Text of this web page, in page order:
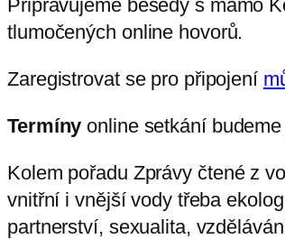
Připravujeme besedy s mamo
tlumočených online hovorů.
Zaregistrovat se pro připojení
Termíny online setkání
Kolem pořadu Zprávy čtené z
vnitřní i vnější vody třeba
partnerství, sexualita,